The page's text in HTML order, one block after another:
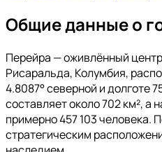
Общие данные о
Перейра — оживлённый
Рисаральда, Колумбия,
4.8087° северной и долготе
составляет около 702 км², а
примерно 457 103 человека.
стратегическим